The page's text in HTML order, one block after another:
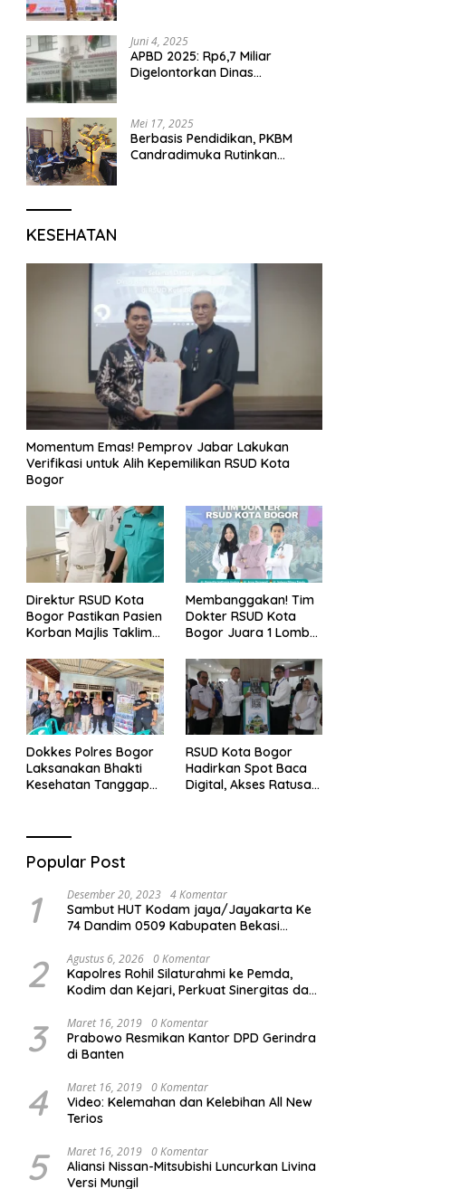
01 Karang Segar
Juni 4, 2025
APBD 2025: Rp6,7 Miliar
Digelontorkan Dinas
Mei 17, 2025
Berbasis Pendidikan, PKBM
Candradimuka Rutinkan
KESEHATAN
Momentum Emas! Pemprov Jabar Lakukan
Verifikasi untuk Alih Kepemilikan RSUD Kota
Bogor
Direktur RSUD Kota
Bogor Pastikan Pasien
Korban Majlis Taklim
Mendapatkan
Perawatan Maksimal
Membanggakan! Tim
Dokter RSUD Kota
Bogor Juara 1 Lomba
Pengakuan di Pentas
Medis Se-Bogor
Dokkes Polres Bogor
Laksanakan Bhakti
Kesehatan Tanggap
RSUD Kota Bogor
Hadirkan Spot Baca
Digital, Akses Ratusan
Popular Post
1 Desember 20, 2023 4 Komentar
Sambut HUT Kodam jaya/Jayakarta Ke
74 Dandim 0509 Kabupaten Bekasi
Yatim-Piatu
2 Agustus 6, 2026 0 Komentar
Kapolres Rohil Silaturahmi ke Pemda,
Kodim dan Kejari, Perkuat Sinergitas dan
3 Maret 16, 2019 0 Komentar
Prabowo Resmikan Kantor DPD Gerindra
di Banten
4 Maret 16, 2019 0 Komentar
Video: Kelemahan dan Kelebihan All New
Terios
5 Maret 16, 2019 0 Komentar
Aliansi Nissan-Mitsubishi Luncurkan Livina
Versi Mungil